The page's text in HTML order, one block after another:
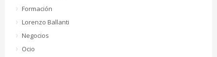
Formación
Lorenzo Ballanti
Negocios
Ocio